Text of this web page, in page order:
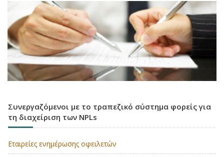
Συνεργαζόμενοι με το τραπεζικό σύστημα φορείς για
τη διαχείριση των NPLs
Εταιρείες ενημέρωσης οφειλετών